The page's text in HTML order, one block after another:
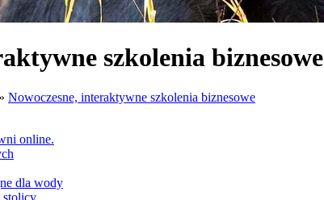
szkolenia biznesowe
» Nowoczesne, interaktywne szkolenia biznesowe
online.
dla wody
stolicy